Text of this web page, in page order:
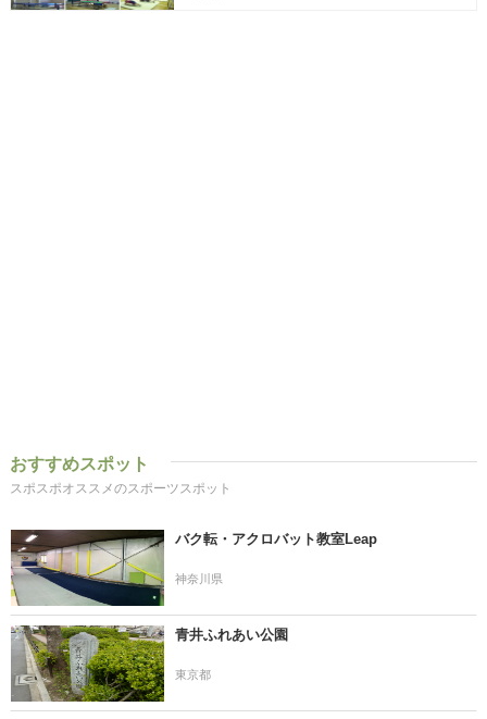
おすすめスポット
スポスポオススメのスポーツスポット
バク転・アクロバット教室Leap
神奈川県
青井ふれあい公園
東京都